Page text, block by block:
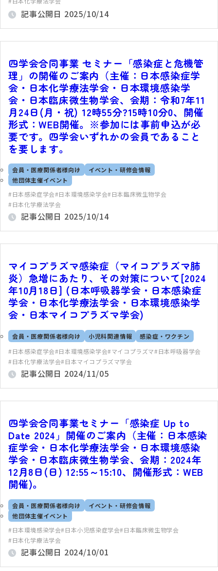
記事公開日 2025/10/14
四学会合同事業 セミナー「感染症と危機管
理」の開催のご案内（主催：日本感染症学
会・日本化学療法学会・日本環境感染学
会・日本臨床微生物学会、会期：令和7年11
月24日(月・祝) 12時55分?15時10分0、開催
形式：WEB開催。※参加には事前申込が必
要です。四学会いずれかの会員であること
を要します。
会員・医療関係者様向け
イベント・研修会情報
他団体主催イベント
日本感染症学会 日本環境感染学会 日本臨床微生物学会
日本化学療法学会
記事公開日 2025/10/14
マイコプラズマ感染症（マイコプラズマ肺
炎）急増にあたり、その対策について[2024
年10月18日] (日本呼吸器学会・日本感染症
学会・日本化学療法学会・日本環境感染学
会・日本マイコプラズマ学会)
会員・医療関係者様向け 小児科関連情報
感染症・ワクチン
日本感染症学会 日本環境感染学会 マイコプラズマ 日本呼吸器学会
日本化学療法学会 日本マイコプラズマ学会
記事公開日 2024/11/05
四学会合同事業セミナー「感染症 Up to
Date 2024」開催のご案内（主催：日本感染
症学会・日本化学療法学会・日本環境感染
学会・日本臨床微生物学会、会期：2024年
12月8日(日) 12:55～15:10、開催形式：WEB
開催)。
会員・医療関係者様向け
イベント・研修会情報
他団体主催イベント
日本環境感染学会 日本小児感染症学会 日本臨床微生物学会
日本化学療法学会
記事公開日 2024/10/01